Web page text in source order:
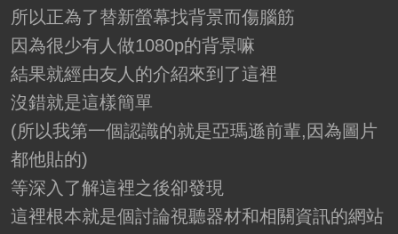
所以正為了替新螢幕找背景而傷腦筋
因為很少有人做1080p的背景嘛
結果就經由友人的介紹來到了這裡
沒錯就是這樣簡單
(所以我第一個認識的就是亞瑪遜前輩,因為圖片
都他貼的)
等深入了解這裡之後卻發現
這裡根本就是個討論視聽器材和相關資訊的網站